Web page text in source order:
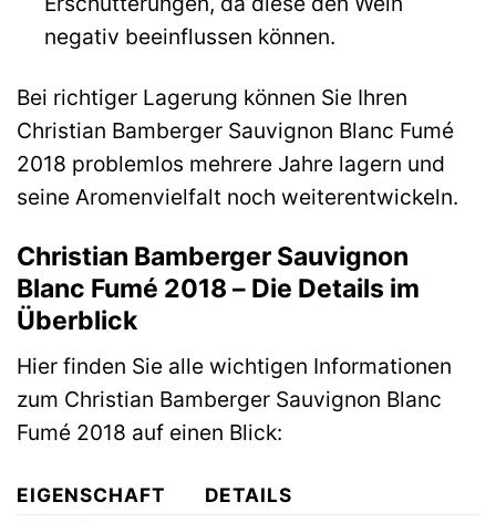
negativ beeinflussen können.
Bei richtiger Lagerung können Sie Ihren
Christian Bamberger Sauvignon Blanc Fumé
2018 problemlos mehrere Jahre lagern und
seine Aromenvielfalt noch weiterentwickeln.
Christian Bamberger Sauvignon
Blanc Fumé 2018 – Die Details im
Überblick
Hier finden Sie alle wichtigen Informationen
zum Christian Bamberger Sauvignon Blanc
Fumé 2018 auf einen Blick:
EIGENSCHAFT
DETAILS